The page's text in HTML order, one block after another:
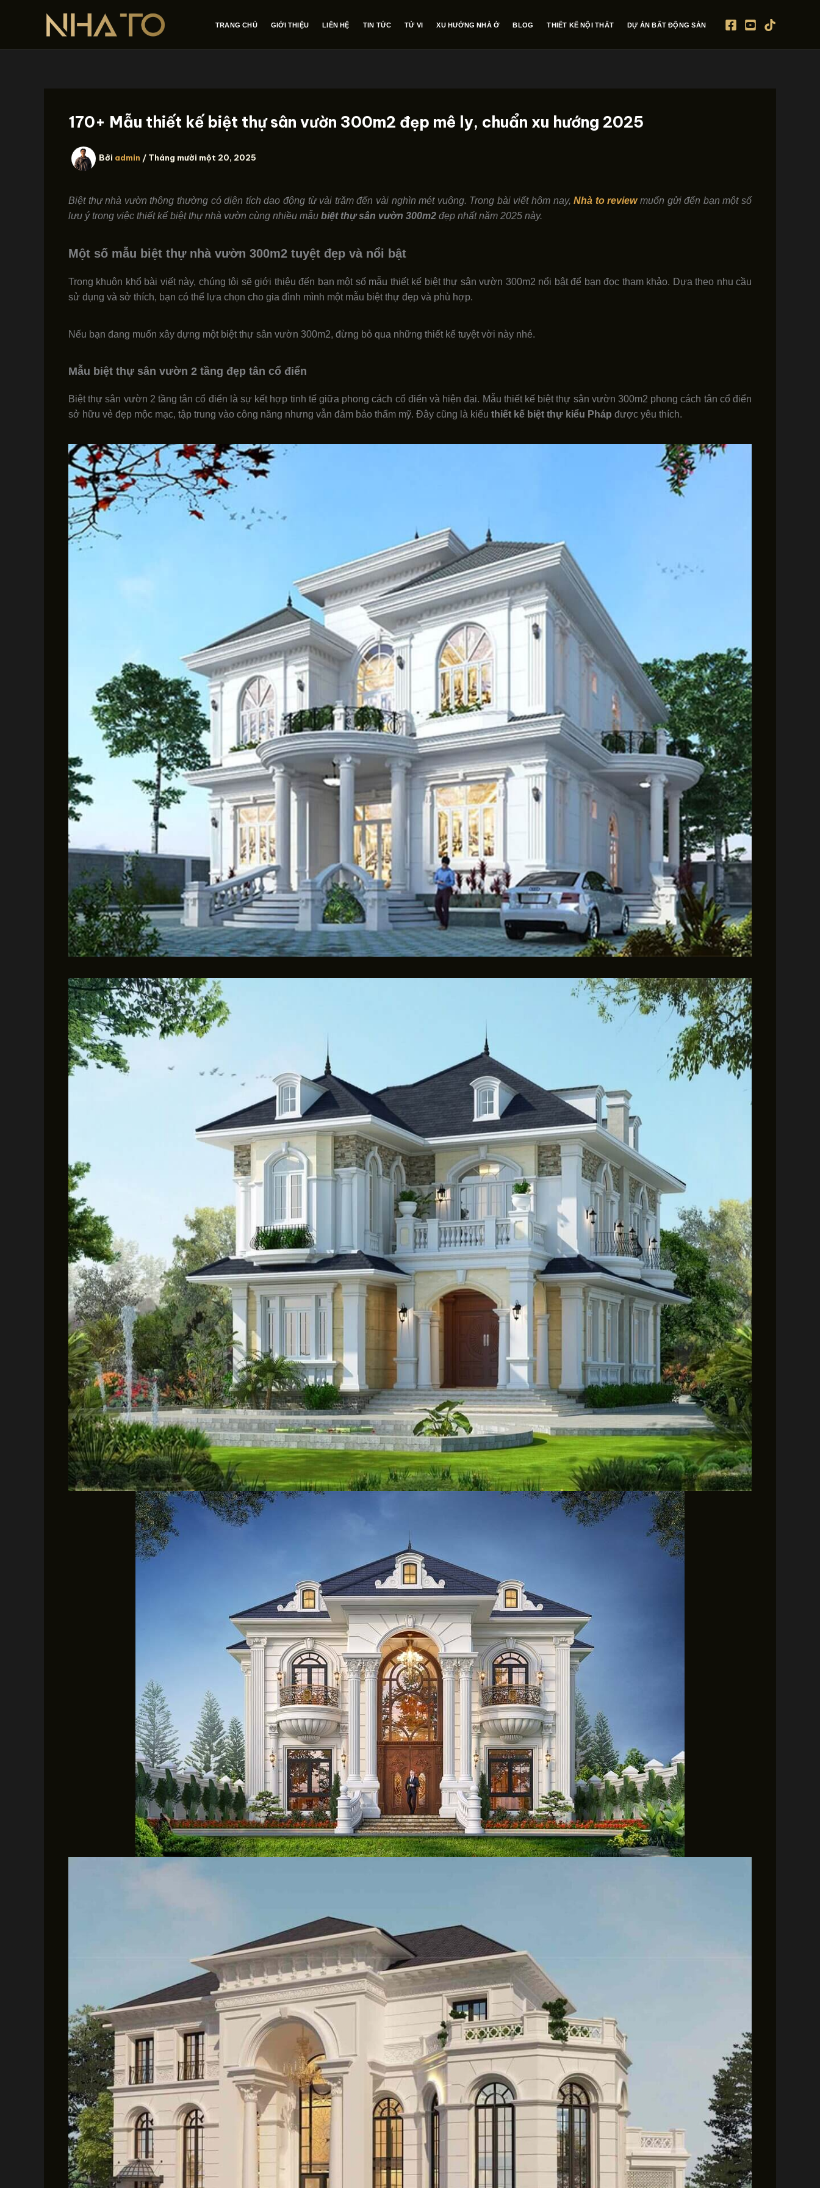
dung
TRANG CHỦ GIỚI THIỆU LIÊN HỆ TIN TỨC TỬ VI XU HƯỚNG NHÀ Ở BLOG THIẾT KẾ NỘI THẤT DỰ ÁN BẤT ĐỘNG SẢN
170+ Mẫu thiết kế biệt thự sân vườn 300m2 đẹp mê ly, chuẩn xu hướng 2025
Bởi admin / Tháng mười một 20, 2025
Biệt thự nhà vườn thông thường có diện tích dao động từ vài trăm đến vài nghìn mét vuông. Trong bài viết hôm nay,Nhà to reviewmuốn gửi đến bạn một số
lưu ý trong việc thiết kế biệt thự nhà vườn cùng nhiều mẫu biệt thự sân vườn 300m2 đẹp nhất năm 2025 này.
Một số mẫu biệt thự nhà vườn 300m2 tuyệt đẹp và nổi bật
Trong khuôn khổ bài viết này, chúng tôi sẽ giới thiệu đến bạn một số mẫu thiết kế biệt thự sân vườn 300m2 nổi bật để bạn đọc tham khảo. Dựa theo nhu cầu
sử dụng và sở thích, bạn có thể lựa chọn cho gia đình mình một mẫu biệt thự đẹp và phù hợp.
Nếu bạn đang muốn xây dựng một biệt thự sân vườn 300m2, đừng bỏ qua những thiết kế tuyệt vời này nhé.
Mẫu biệt thự sân vườn 2 tầng đẹp tân cổ điển
Biệt thự sân vườn 2 tầng tân cổ điển là sự kết hợp tinh tế giữa phong cách cổ điển và hiện đại. Mẫu thiết kế biệt thự sân vườn 300m2 phong cách tân cổ điển
sở hữu vẻ đẹp mộc mạc, tập trung vào công năng nhưng vẫn đảm bảo thẩm mỹ. Đây cũng là kiểu thiết kế biệt thự kiểu Pháp được yêu thích.